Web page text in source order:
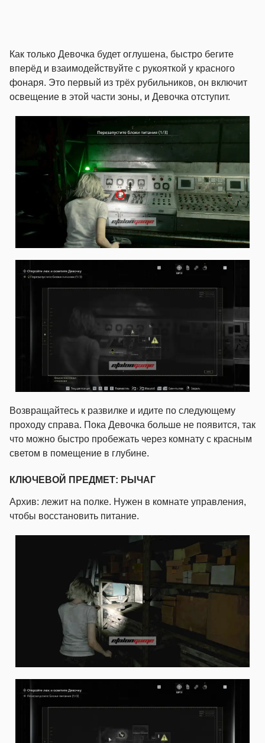
Как только Девочка будет оглушена, быстро бегите
вперёд и взаимодействуйте с рукояткой у красного
фонаря. Это первый из трёх рубильников, он включит
освещение в этой части зоны, и Девочка отступит.
Возвращайтесь к развилке и идите по следующему
проходу справа. Пока Девочка больше не появится, так
что можно быстро пробежать через комнату с красным
светом в помещение в глубине.
КЛЮЧЕВОЙ ПРЕДМЕТ: РЫЧАГ
Архив: лежит на полке. Нужен в комнате управления,
чтобы восстановить питание.